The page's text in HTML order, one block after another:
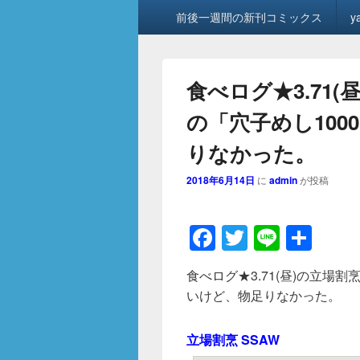
前後一週間の新刊コミックス
食べログ★3.71(
の「穴子めし
りなかった。
2018年6月14日 に adminが投稿
F
a
c
e
b
T
wi
tt
er
Li
n
e
有
食べログ★3.71(昼)の立場割
いけど、物足りなかった。
立場割烹 SSAW